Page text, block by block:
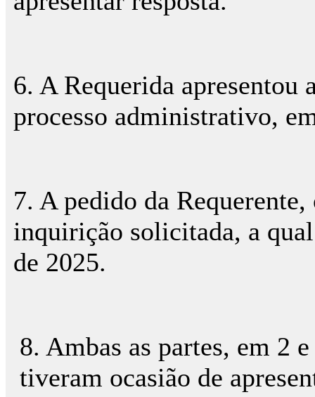
6. A Requerida apresentou
processo administrativo,
7. A pedido da
inquirição solicitada, a
de 2025.
8. Ambas as partes, em 2
tiveram ocasião de